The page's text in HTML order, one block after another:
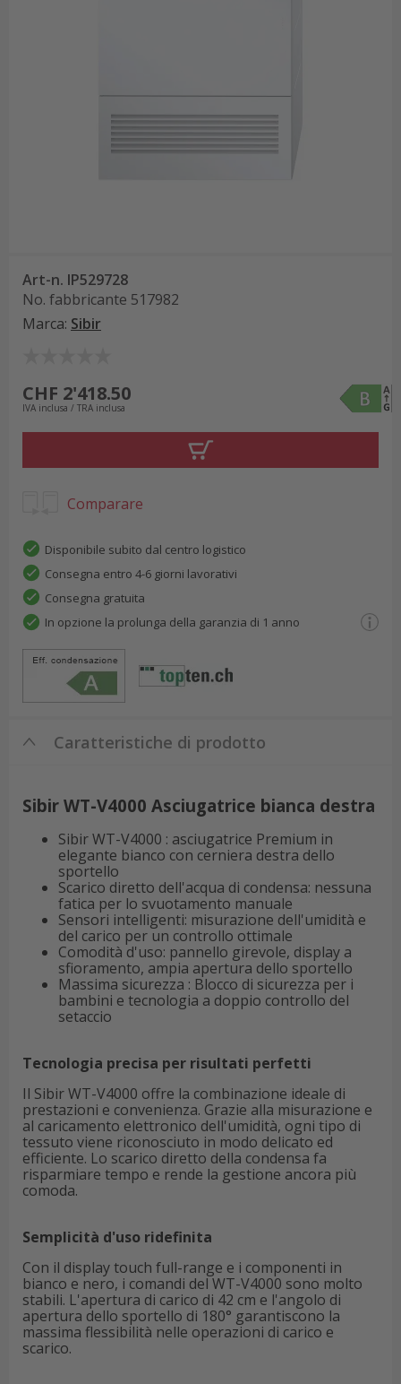
Art-n. IP529728
No. fabbricante 517982
Marca: Sibir
CHF 2'418.50
IVA inclusa / TRA inclusa
Comparare
Disponibile subito dal centro logistico
Consegna entro 4-6 giorni lavorativi
Consegna gratuita
In opzione la prolunga della garanzia di 1 anno
Caratteristiche di prodotto
Sibir WT-V4000 Asciugatrice bianca destra
Sibir WT-V4000 : asciugatrice Premium in
elegante bianco con cerniera destra dello
sportello
Scarico diretto dell'acqua di condensa: nessuna
fatica per lo svuotamento manuale
Sensori intelligenti: misurazione dell'umidità e
del carico per un controllo ottimale
Comodità d'uso: pannello girevole, display a
sfioramento, ampia apertura dello sportello
Massima sicurezza : Blocco di sicurezza per i
bambini e tecnologia a doppio controllo del
setaccio
Tecnologia precisa per risultati perfetti
Il Sibir WT-V4000 offre la combinazione ideale di
prestazioni e convenienza. Grazie alla misurazione e
al caricamento elettronico dell'umidità, ogni tipo di
tessuto viene riconosciuto in modo delicato ed
efficiente. Lo scarico diretto della condensa fa
risparmiare tempo e rende la gestione ancora più
comoda.
Semplicità d'uso ridefinita
Con il display touch full-range e i componenti in
bianco e nero, i comandi del WT-V4000 sono molto
stabili. L'apertura di carico di 42 cm e l'angolo di
apertura dello sportello di 180° garantiscono la
massima flessibilità nelle operazioni di carico e
scarico.